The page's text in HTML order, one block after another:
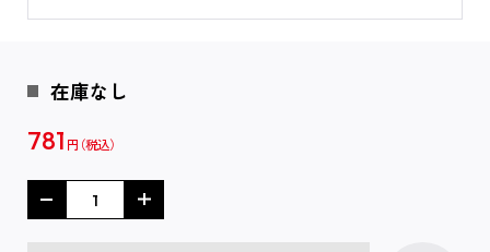
在庫なし
781 円